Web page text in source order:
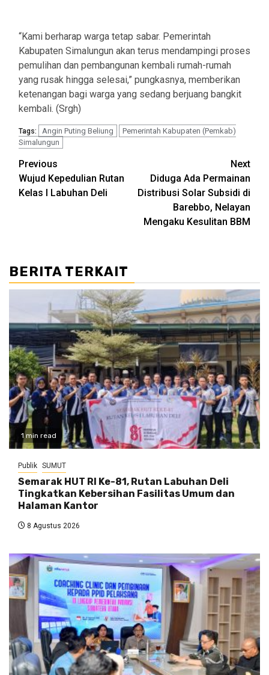
“Kami berharap warga tetap sabar. Pemerintah
Kabupaten Simalungun akan terus mendampingi proses
pemulihan dan pembangunan kembali rumah-rumah
yang rusak hingga selesai,” pungkasnya, memberikan
ketenangan bagi warga yang sedang berjuang bangkit
kembali. (Srgh)
Tags: Angin Puting Beliung
Pemerintah Kabupaten (Pemkab)
Simalungun
Post
navigation
Previous
Wujud Kepedulian Rutan
Kelas I Labuhan Deli
Next
Diduga Ada Permainan
Distribusi Solar Subsidi di
Barebbo, Nelayan
Mengaku Kesulitan BBM
BERITA TERKAIT
1 min read
Publik SUMUT
Semarak HUT RI Ke-81, Rutan Labuhan Deli
Tingkatkan Kebersihan Fasilitas Umum dan
Halaman Kantor
8 Agustus 2026